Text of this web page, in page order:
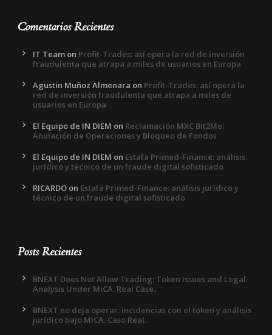
Comentarios Recientes
IT Team on Profit-Trades: así opera la red de inversión
fraudulenta que atrapa a miles de usuarios en Europa
Agustin Muñoz Almenara on Profit-Trades: así opera la
red de inversión fraudulenta que atrapa a miles de
usuarios en Europa
El Equipo de IN DIEM on Reclamación MXC Bit2Me:
Anulación de Operaciones y Bloqueo de Fondos
El Equipo de IN DIEM on Estafa Primed-Finance: análisis
jurídico y técnico de un fraude digital sofisticado
RICARDO on Estafa Primed-Finance: análisis jurídico y
técnico de un fraude digital sofisticado
Posts Recientes
BNEXT Does Not Allow Trading: Token Issues and Legal
Analysis Under MiCA. Real Case.
BNEXT no deja operar: incidencias con el token y análisis
jurídico bajo MiCA. Caso Real.